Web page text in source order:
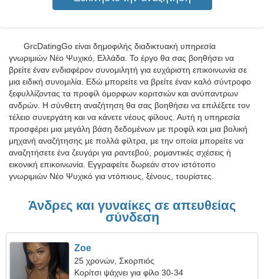
GrcDatingGo είναι δημοφιλής διαδικτυακή υπηρεσία
γνωριμιών Νέο Ψυχικό, Ελλάδα. Το έργο θα σας βοηθήσει να
βρείτε έναν ενδιαφέρον συνομιλητή για ευχάριστη επικοινωνία σε
μια ειδική συνομιλία. Εδώ μπορείτε να βρείτε έναν καλό σύντροφο
ξεφυλλίζοντας τα προφίλ όμορφων κοριτσιών και ανύπαντρων
ανδρών. Η σύνθετη αναζήτηση θα σας βοηθήσει να επιλέξετε τον
τέλειο συνεργάτη και να κάνετε νέους φίλους. Αυτή η υπηρεσία
προσφέρει μια μεγάλη βάση δεδομένων με προφίλ και μια βολική
μηχανή αναζήτησης με πολλά φίλτρα, με την οποία μπορείτε να
αναζητήσετε ένα ζευγάρι για ραντεβού, ρομαντικές σχέσεις ή
εικονική επικοινωνία. Εγγραφείτε δωρεάν στον ιστότοπο
γνωριμιών Νέο Ψυχικό για ντόπιους, ξένους, τουρίστες.
Άνδρες και γυναίκες σε απευθείας
σύνδεση
Zoe
25 χρονών, Σκορπιός
Κορίτσι ψάχνει για φίλο 30-34